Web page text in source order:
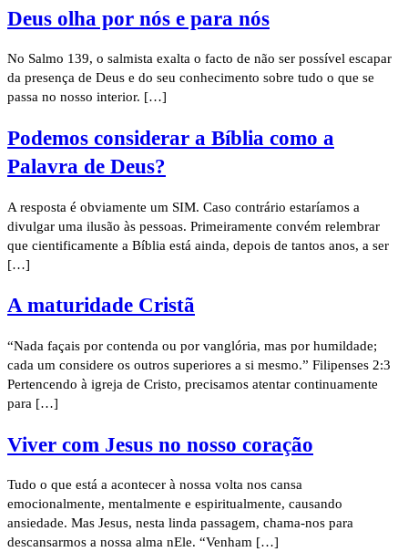
Deus olha por nós e para nós
No Salmo 139, o salmista exalta o facto de não ser possível escapar
da presença de Deus e do seu conhecimento sobre tudo o que se
passa no nosso interior. […]
Podemos considerar a Bíblia como a
Palavra de Deus?
A resposta é obviamente um SIM. Caso contrário estaríamos a
divulgar uma ilusão às pessoas. Primeiramente convém relembrar
que cientificamente a Bíblia está ainda, depois de tantos anos, a ser
[…]
A maturidade Cristã
“Nada façais por contenda ou por vanglória, mas por humildade;
cada um considere os outros superiores a si mesmo.” Filipenses 2:3
Pertencendo à igreja de Cristo, precisamos atentar continuamente
para […]
Viver com Jesus no nosso coração
Tudo o que está a acontecer à nossa volta nos cansa
emocionalmente, mentalmente e espiritualmente, causando
ansiedade. Mas Jesus, nesta linda passagem, chama-nos para
descansarmos a nossa alma nEle. “Venham […]